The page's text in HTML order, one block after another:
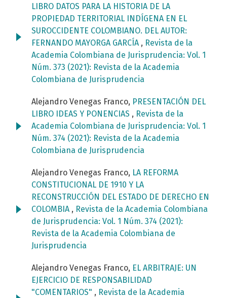
LIBRO DATOS PARA LA HISTORIA DE LA
PROPIEDAD TERRITORIAL INDÍGENA EN EL
SUROCCIDENTE COLOMBIANO. DEL AUTOR:
FERNANDO MAYORGA GARCÍA , Revista de la
Academia Colombiana de Jurisprudencia: Vol. 1
Núm. 373 (2021): Revista de la Academia
Colombiana de Jurisprudencia
Alejandro Venegas Franco, PRESENTACIÓN DEL
LIBRO IDEAS Y PONENCIAS , Revista de la
Academia Colombiana de Jurisprudencia: Vol. 1
Núm. 374 (2021): Revista de la Academia
Colombiana de Jurisprudencia
Alejandro Venegas Franco, LA REFORMA
CONSTITUCIONAL DE 1910 Y LA
RECONSTRUCCIÓN DEL ESTADO DE DERECHO EN
COLOMBIA , Revista de la Academia Colombiana
de Jurisprudencia: Vol. 1 Núm. 374 (2021):
Revista de la Academia Colombiana de
Jurisprudencia
Alejandro Venegas Franco, EL ARBITRAJE: UN
EJERCICIO DE RESPONSABILIDAD
"COMENTARIOS" , Revista de la Academia